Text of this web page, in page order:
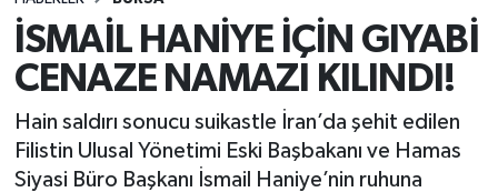
İSMAİL HANİYE İÇİN GIYABİ
CENAZE NAMAZI KILINDI!
Hain saldırı sonucu suikastle İran’da şehit edilen
Filistin Ulusal Yönetimi Eski Başbakanı ve Hamas
Siyasi Büro Başkanı İsmail Haniye’nin ruhuna
Eğitim
Ekonomi
Genel
Tüm Manşetler
Son Dakika Haberleri
Haber Arşivi